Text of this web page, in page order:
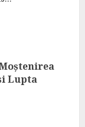
Lupta